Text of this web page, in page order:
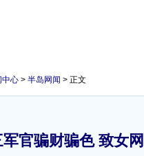
中心 > 半岛网闻 > 正文
官骗财骗色 致女